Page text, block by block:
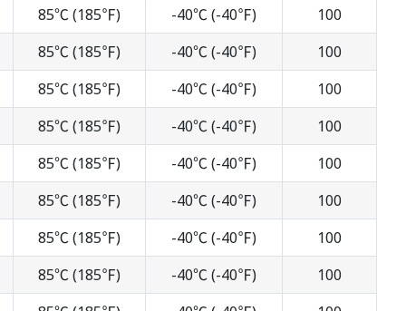
85℃ (185℉)
-40℃ (-40℉)
100
85℃ (185℉)
-40℃ (-40℉)
100
85℃ (185℉)
-40℃ (-40℉)
100
85℃ (185℉)
-40℃ (-40℉)
100
85℃ (185℉)
-40℃ (-40℉)
100
85℃ (185℉)
-40℃ (-40℉)
100
85℃ (185℉)
-40℃ (-40℉)
100
85℃ (185℉)
-40℃ (-40℉)
100